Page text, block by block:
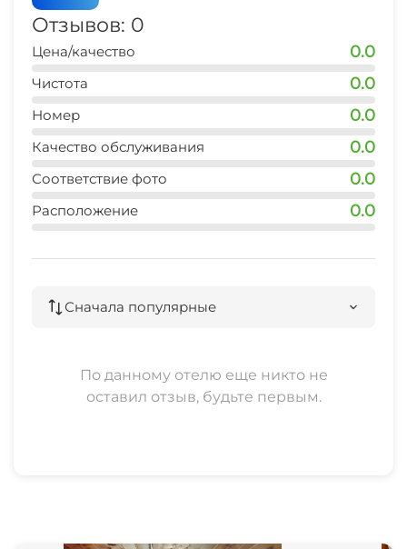
собственное кафе. Вы можете отдыхать на
берегу реки, не покидая базу.
Отзывов: 0
Цена/качество 0.0
Чистота 0.0
Номер 0.0
Качество обслуживания 0.0
Соответствие фото 0.0
Расположение 0.0
Сначала популярные
По данному отелю еще никто не
оставил отзыв, будьте первым.